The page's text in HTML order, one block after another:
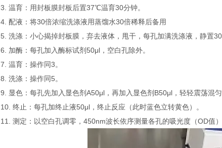
3. 温育：用封板膜封板后置37℃温育30分钟。
4. 配液：将30倍浓缩洗涤液用蒸馏水30倍稀释后备用
5. 洗涤：小心揭掉封板膜，弃去液体，甩干，每孔加满洗涤液，静置
6. 加酶：每孔加入酶标试剂50μl，空白孔除外。
7. 温育：操作同3。
8. 洗涤：操作同5。
9. 显色：每孔先加入显色剂A50μl，再加入显色剂B50μl，轻轻震荡混
10. 终止：每孔加终止液50μl，终止反应（此时蓝色立转黄色）。
11. 测定：以空白孔调零，450nm波长依序测量各孔的吸光度（OD值